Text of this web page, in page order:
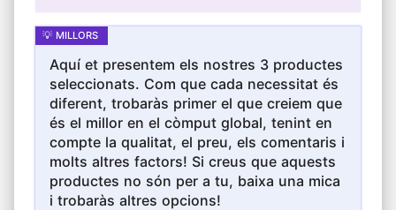
Aquí et presentem els nostres 3 productes
seleccionats. Com que cada necessitat és
diferent, trobaràs primer el que creiem que
és el millor en el còmput global, tenint en
compte la qualitat, el preu, els comentaris i
molts altres factors! Si creus que aquests
productes no són per a tu, baixa una mica
i trobaràs altres opcions!